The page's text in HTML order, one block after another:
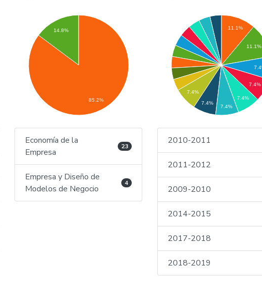
14.8%
85.2%
Economía de la
Empresa
23
Empresa y Diseño de
Modelos de Negocio
4
11.1%
11.1%
7.4%
7.4%
7.4%
7.4%
7.4%
2010-2011
2011-2012
2009-2010
2014-2015
2017-2018
2018-2019